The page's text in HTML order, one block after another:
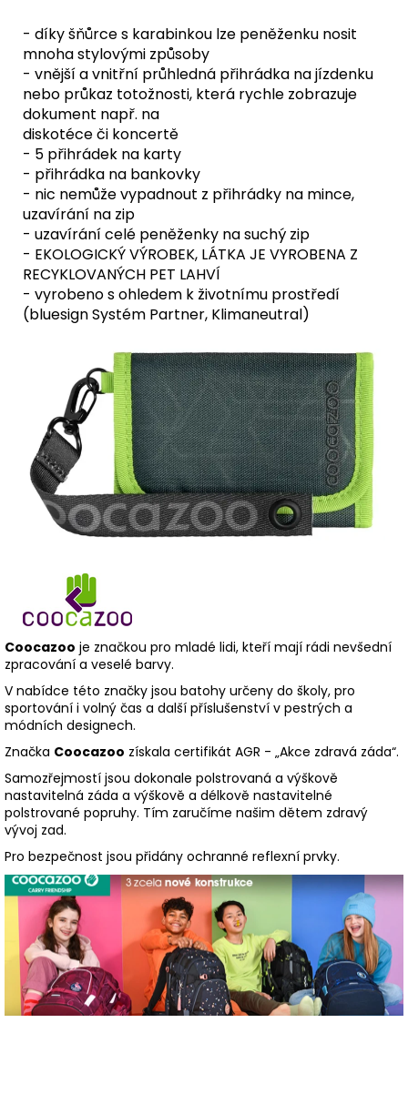
- díky šňůrce s karabinkou lze peněženku nosit
mnoha stylovými způsoby
- vnější a vnitřní průhledná přihrádka na jízdenku
nebo průkaz totožnosti, která rychle zobrazuje
dokument např. na
diskotéce či koncertě
- 5 přihrádek na karty
- přihrádka na bankovky
- nic nemůže vypadnout z přihrádky na mince,
uzavírání na zip
- uzavírání celé peněženky na suchý zip
- EKOLOGICKÝ VÝROBEK, LÁTKA JE VYROBENA Z
RECYKLOVANÝCH PET LAHVÍ
- vyrobeno s ohledem k životnímu prostředí
(bluesign Systém Partner, Klimaneutral)
Coocazoo je značkou pro mladé lidi, kteří mají rádi nevšední
zpracování a veselé barvy.
V nabídce této značky jsou batohy určeny do školy, pro
sportování i volný čas a další příslušenství v pestrých a
módních designech.
Značka Coocazoo získala certifikát AGR - „Akce zdravá záda“.
Samozřejmostí jsou dokonale polstrovaná a výškově
nastavitelná záda a výškově a délkově nastavitelné
polstrované popruhy. Tím zaručíme našim dětem zdravý
vývoj zad.
Pro bezpečnost jsou přidány ochranné reflexní prvky.